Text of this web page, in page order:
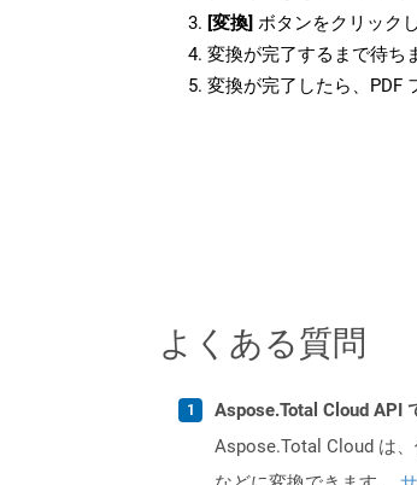
[変換] ボタンをクリック
変換が完了するまで待ち
変換が完了したら、PDF
よくある質問
Aspose.Total Cloud API
Aspose.Total Cloud は